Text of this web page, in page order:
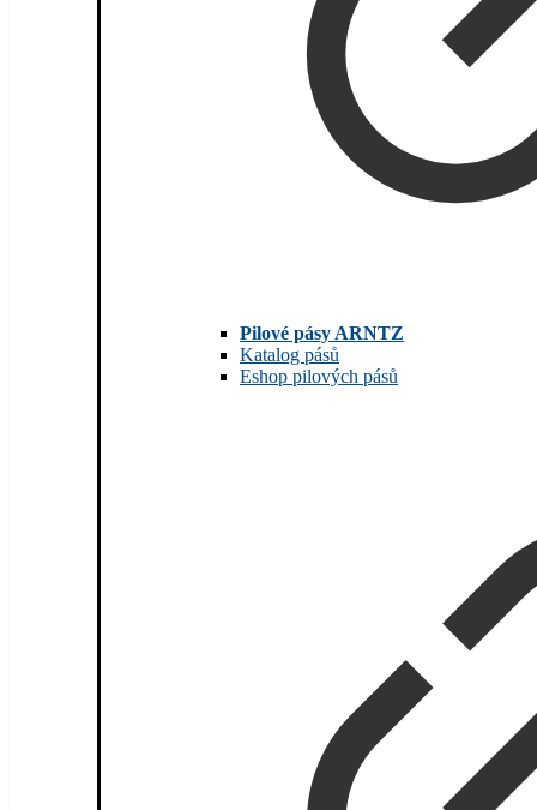
Pilové pásy ARNTZ
Katalog pásů
Eshop pilových pásů